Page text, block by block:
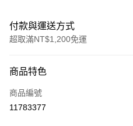
付款與運送方式
超取滿NT$1,200免運
信用卡一次付款
信用卡分期付款
商品特色
商品編號
11783377